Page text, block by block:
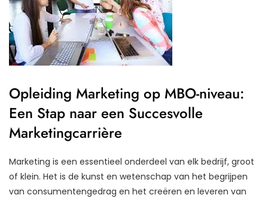
Opleiding Marketing op MBO-niveau:
Een Stap naar een Succesvolle
Marketingcarrière
Marketing is een essentieel onderdeel van elk bedrijf, groot
of klein. Het is de kunst en wetenschap van het begrijpen
van consumentengedrag en het creëren en leveren van